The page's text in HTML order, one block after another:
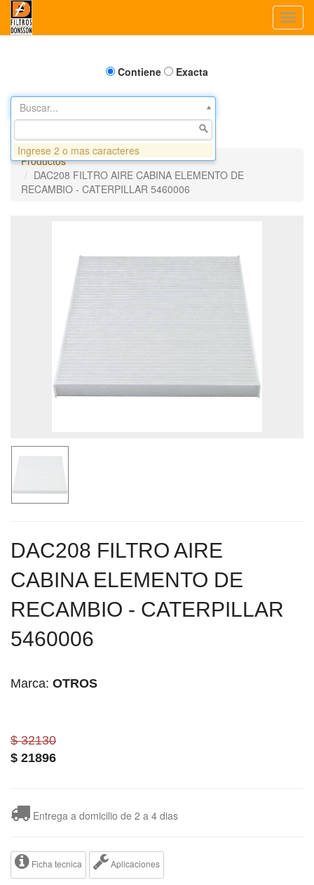
Contiene Exacta
Buscar...
Productos
DAC208 FILTRO AIRE CABINA ELEMENTO DE
RECAMBIO - CATERPILLAR 5460006
DAC208 FILTRO AIRE
CABINA ELEMENTO DE
RECAMBIO - CATERPILLAR
5460006
Marca: OTROS
$ 32130
$ 21896
Entrega a domicilio de 2 a 4 dias
Ficha tecnica Aplicaciones
Ingrese 2 o mas caracteres